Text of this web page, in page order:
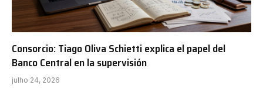
Consorcio: Tiago Oliva Schietti explica el papel del
Banco Central en la supervisión
julho 24, 2026